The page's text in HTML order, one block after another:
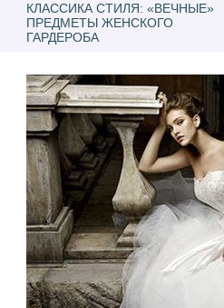
КЛАССИКА СТИЛЯ: «ВЕЧНЫЕ»
ПРЕДМЕТЫ ЖЕНСКОГО
ГАРДЕРОБА